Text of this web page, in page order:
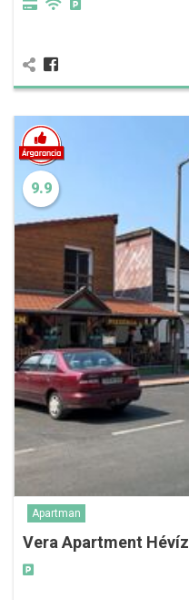
9.9
Apartman
Vera Apartment Hévíz